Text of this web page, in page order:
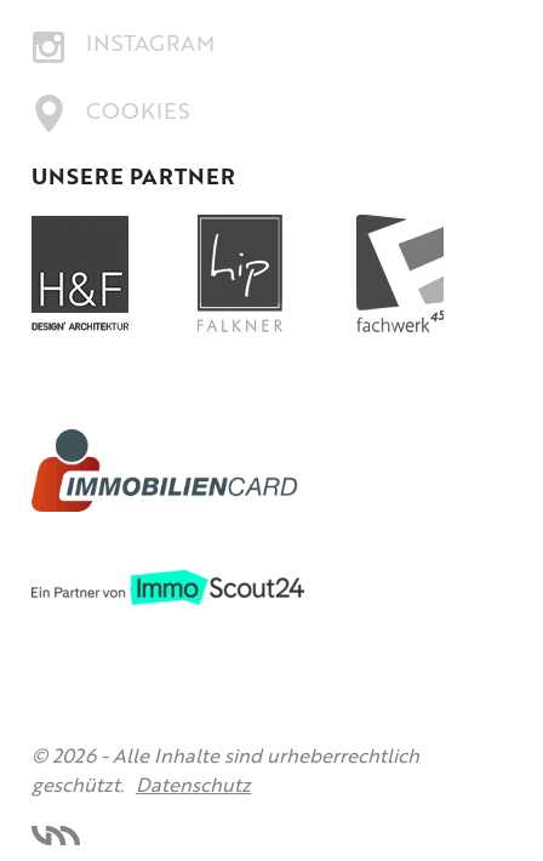
INSTAGRAM
COOKIES
UNSERE PARTNER
© 2026 -Alle Inhalte sind urheberrechtlich
geschützt.
Datenschutz